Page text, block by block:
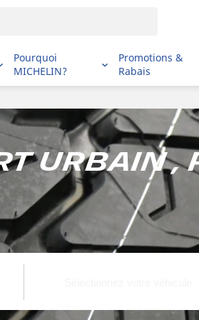
Pourquoi
MICHELIN?
Promotions &
Rabais
urbain ,